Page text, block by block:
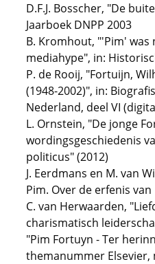
D.F.J. Bosscher, "De
Jaarboek DNPP 2003
B. Kromhout, "'Pim' was
mediahype", in:
P. de Rooij, "Fortuijn,
(1948-2002)", in:
Nederland, deel VI
L. Ornstein, "De jonge
wordingsgeschiedenis
politicus" (2012)
J. Eerdmans en M. van
Pim. Over de erfenis
C. van Herwaarden,
charismatisch
"Pim Fortuyn - Ter
themanummer Elsevier,